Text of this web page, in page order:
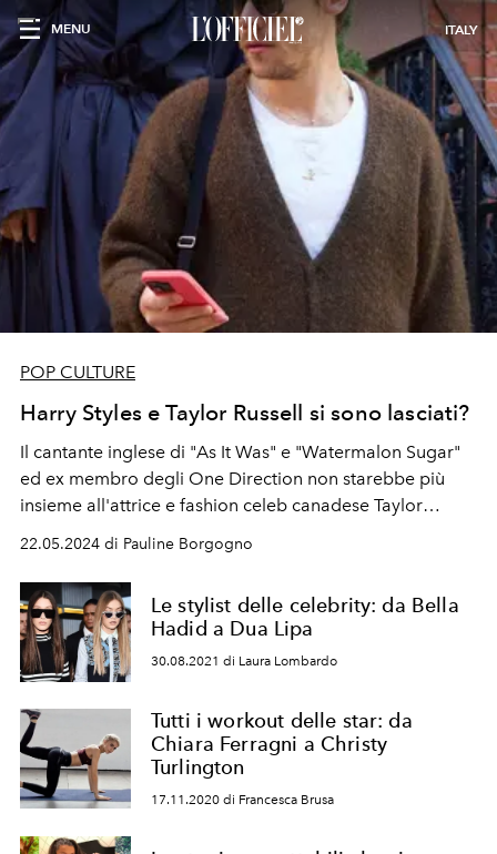
MENU ITALY
POP CULTURE
Harry Styles e Taylor Russell si sono lasciati?
Il cantante inglese di "As It Was" e "Watermalon Sugar"
ed ex membro degli One Direction non starebbe più
insieme all'attrice e fashion celeb canadese Taylor
22.05.2024 di Pauline Borgogno
Le stylist delle celebrity: da Bella
Hadid a Dua Lipa
30.08.2021 di Laura Lombardo
Tutti i workout delle star: da
Chiara Ferragni a Christy
Turlington
17.11.2020 di Francesca Brusa